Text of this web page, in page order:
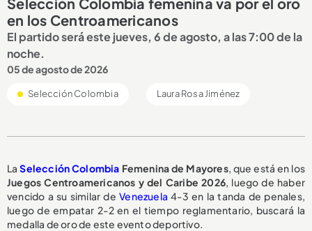
en los Centroamericanos
El partido será este jueves, 6 de agosto, a las 7:00 de la
noche.
05 de agosto de 2026
Selección Colombia Laura Rosa Jiménez
LaSelección Colombia Femenina de Mayores, que está en los
Juegos Centroamericanos y del Caribe 2026, luego de haber
vencido a su similar deVenezuela 4-3 en la tanda de penales,
luego de empatar 2-2 en el tiempo reglamentario, buscará la
medalla de oro de este evento deportivo.